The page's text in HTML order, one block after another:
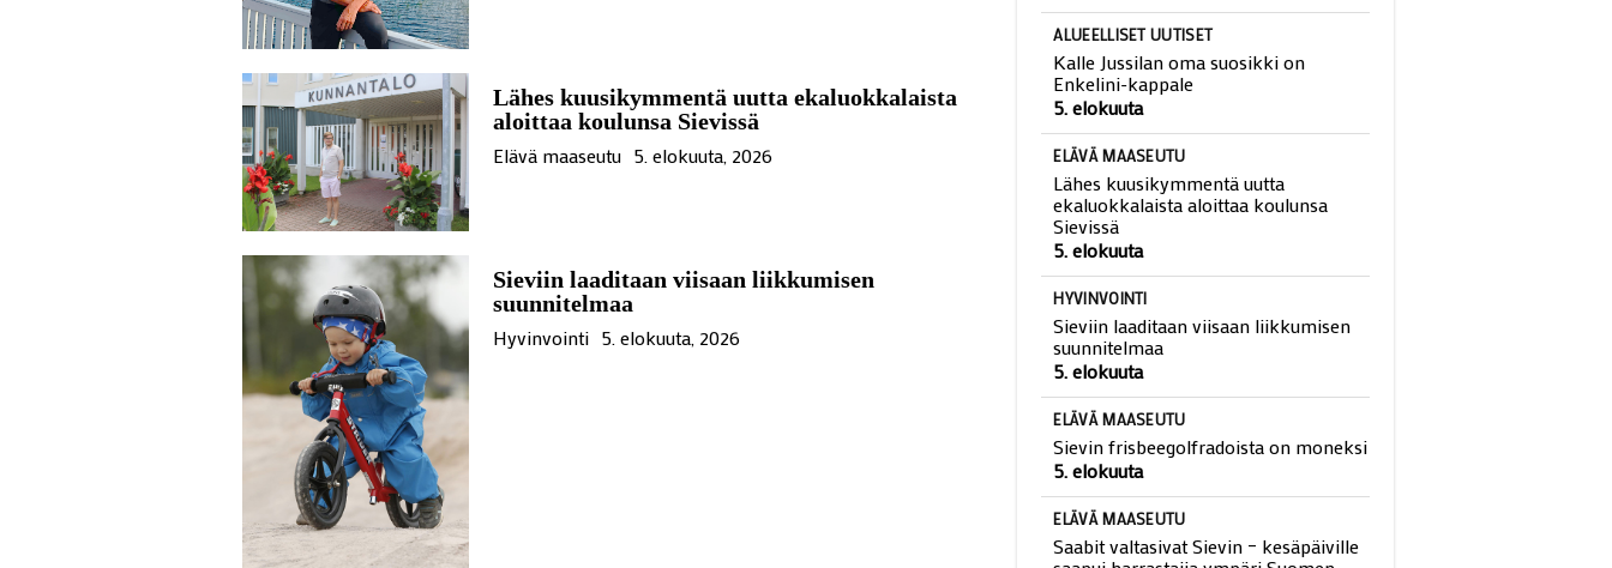
Lähes kuusikymmentä uutta ekaluokkalaista
aloittaa koulunsa Sievissä
Elävä maaseutu 5. elokuuta, 2026
Sieviin laaditaan viisaan liikkumisen
suunnitelmaa
Hyvinvointi 5. elokuuta, 2026
ALUEELLISET UUTISET
Kalle Jussilan oma suosikki on
Enkelini-kappale
5. elokuuta
ELÄVÄ MAASEUTU
Lähes kuusikymmentä uutta
ekaluokkalaista aloittaa koulunsa
Sievissä
5. elokuuta
HYVINVOINTI
Sieviin laaditaan viisaan liikkumisen
suunnitelmaa
5. elokuuta
ELÄVÄ MAASEUTU
Sievin frisbeegolfradoista on moneksi
5. elokuuta
ELÄVÄ MAASEUTU
Saabit valtasivat Sievin – kesäpäiville